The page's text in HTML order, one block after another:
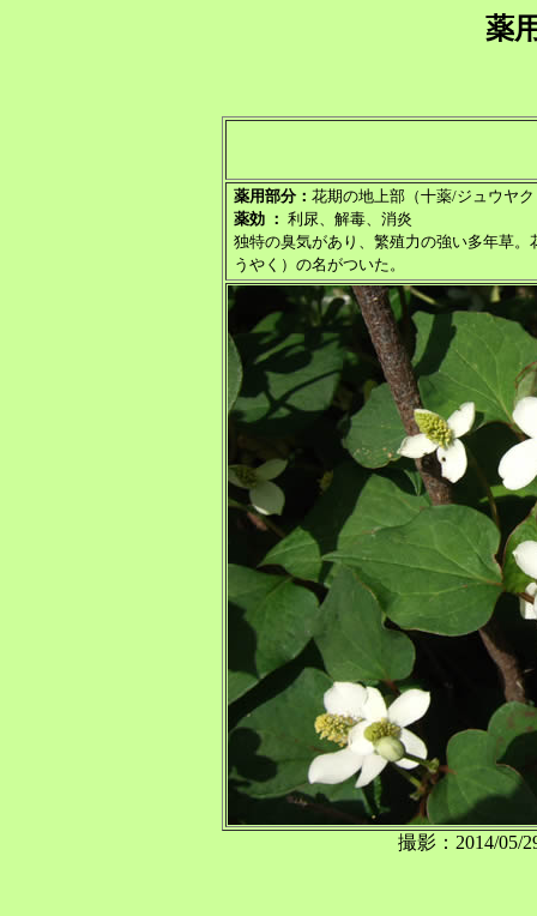
薬
薬用部分： 花期の地上部（十薬/ジュウヤ
薬効 ： 利尿、解毒、消炎
独特の臭気があり、繁殖力の強い多年草
うやく）の名がついた。
撮影：2014/05/